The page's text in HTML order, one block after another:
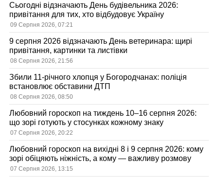
Сьогодні відзначають День будівельника 2026:
привітання для тих, хто відбудовує Україну
09 Серпня 2026, 07:21
9 серпня 2026 відзначають День ветеринара: щирі
привітання, картинки та листівки
08 Серпня 2026, 21:56
Збили 11-річного хлопця у Богородчанах: поліція
встановлює обставини ДТП
08 Серпня 2026, 08:50
Любовний гороскоп на тиждень 10–16 серпня 2026:
що зорі готують у стосунках кожному знаку
07 Серпня 2026, 20:22
Любовний гороскоп на вихідні 8 і 9 серпня 2026: кому
зорі обіцяють ніжність, а кому — важливу розмову
07 Серпня 2026, 13:15